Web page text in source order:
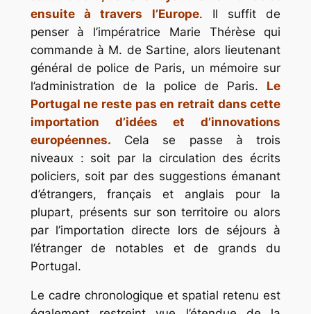
ensuite à travers l’Europe. Il suffit de
penser à l’impératrice Marie Thérèse qui
commande à M. de Sartine, alors lieutenant
général de police de Paris, un mémoire sur
l’administration de la police de Paris. Le
Portugal ne reste pas en retrait dans cette
importation d’idées et d’innovations
européennes. Cela se passe à trois
niveaux : soit par la circulation des écrits
policiers, soit par des suggestions émanant
d’étrangers, français et anglais pour la
plupart, présents sur son territoire ou alors
par l’importation directe lors de séjours à
l’étranger de notables et de grands du
Portugal.
Le cadre chronologique et spatial retenu est